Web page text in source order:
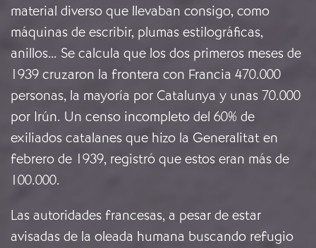
material diverso que llevaban consigo, como
máquinas de escribir, plumas estilográficas,
anillos… Se calcula que los dos primeros meses de
1939 cruzaron la frontera con Francia 470.000
personas, la mayoría por Catalunya y unas 70.000
por Irún. Un censo incompleto del 60% de
exiliados catalanes que hizo la Generalitat en
febrero de 1939, registró que estos eran más de
100.000.
Las autoridades francesas, a pesar de estar
avisadas de la oleada humana buscando refugio